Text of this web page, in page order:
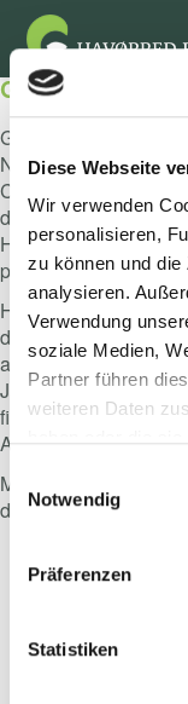
Diese Webseite
Wir verwenden
personalisieren,
zu können und
analysieren.
Verwendung
soziale Medien,
Partner führen
weiteren Daten
Notwendig
Präferenzen
Statistiken
Gewinne einen
Gewinne einen
Nimm an unserer
Chance auf einen
der Denmark Fishing
Helnæs. Drei Nächte
professionell
Helnæs gilt als eines
das Fischen auf
Jahreszeit. Ob
findest du perfekte
Angelurlaub in
Mach mit, erlebe
deinen Traumurlaub